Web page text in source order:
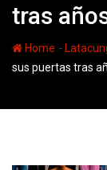
tras
Home -
sus puertas tras